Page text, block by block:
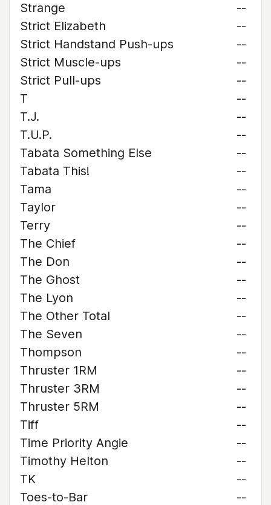
Strange
--
Strict Elizabeth
--
Strict Handstand Push-ups
--
Strict Muscle-ups
--
Strict Pull-ups
--
T
--
T.J.
--
T.U.P.
--
Tabata Something Else
--
Tabata This!
--
Tama
--
Taylor
--
Terry
--
The Chief
--
The Don
--
The Ghost
--
The Lyon
--
The Other Total
--
The Seven
--
Thompson
--
Thruster 1RM
--
Thruster 3RM
--
Thruster 5RM
--
Tiff
--
Time Priority Angie
--
Timothy Helton
--
TK
--
Toes-to-Bar
--